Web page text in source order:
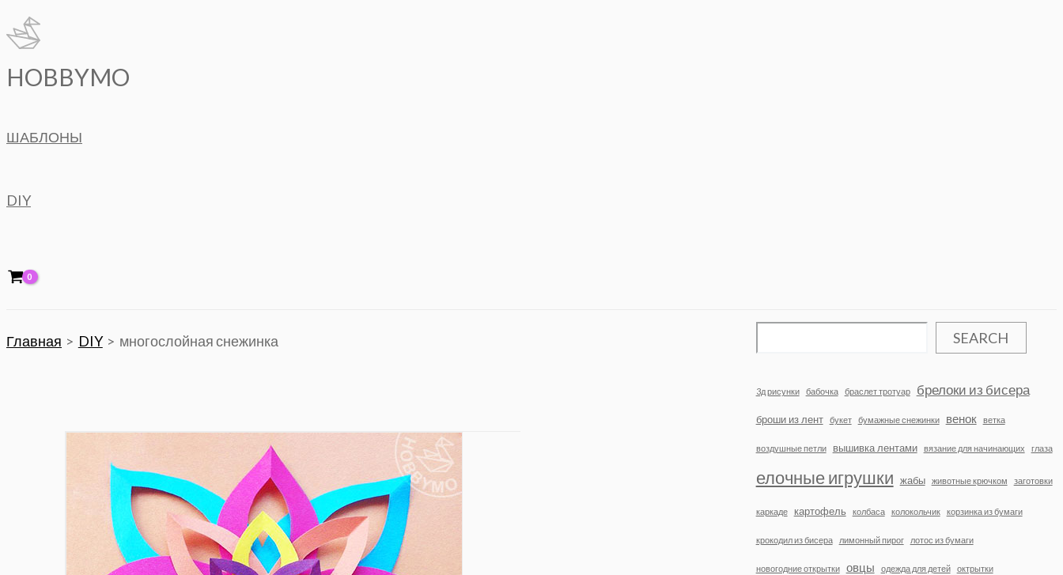
Перейти
к
содержимому
HOBBYMO
ШАБЛОНЫ
DIY
Главная DIY многослойная снежинка SEARCH
3д рисунки бабочка браслет тротуар брелоки из бисера
броши из лент букет бумажные снежинки венок ветка
воздушные петли вышивка лентами вязание для начинающих глаза
елочные игрушки жабы животные крючком заготовки
каркаде картофель колбаса колокольчик корзинка из бумаги
крокодил из бисера лимонный пирог лотос из бумаги
новогодние открытки овцы одежда для детей октрытки